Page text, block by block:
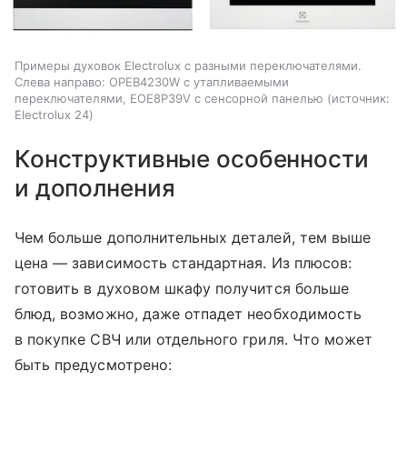
Примеры духовок Electrolux с разными переключателями.
Слева направо: OPEB4230W с утапливаемыми
переключателями, EOE8P39V с сенсорной панелью
источник:
Electrolux 24
Конструктивные особенности
и дополнения
Чем больше дополнительных деталей, тем выше
цена — зависимость стандартная. Из плюсов:
готовить в духовом шкафу получится больше
блюд, возможно, даже отпадет необходимость
в покупке СВЧ или отдельного гриля. Что может
быть предусмотрено: